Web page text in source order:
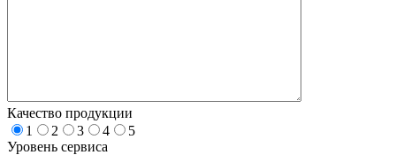
Качество продукции
1
2 3 4
5
Уровень сервиса